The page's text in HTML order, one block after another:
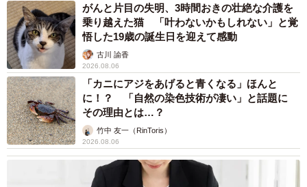
がんと片目の失明、3時間おきの壮絶な介護を
乗り越えた猫 「叶わないかもしれない」と覚
悟した19歳の誕生日を迎えて感動
古川 諭香
2026.08.06
「カニにアジをあげると青くなる」ほんと
に！？ 「自然の染色技術が凄い」と話題に
その理由とは…？
竹中 友一（RinToris）
2026.08.06